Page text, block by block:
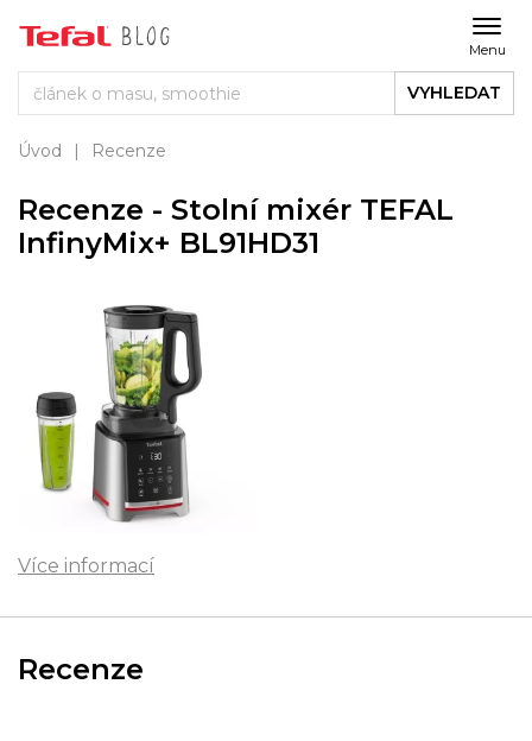
Menu
VYHLEDAT
Úvod Recenze
Recenze - Stolní mixér TEFAL
InfinyMix+ BL91HD31
Více informací
Recenze